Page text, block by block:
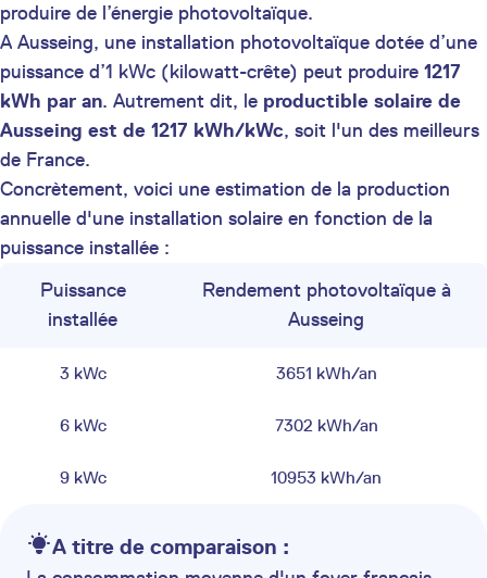
produire de l’énergie photovoltaïque.
A Ausseing, une installation photovoltaïque dotée d’une
puissance d’1 kWc (kilowatt-crête) peut produire 1217
kWh par an. Autrement dit, le productible solaire de
Ausseing est de 1217 kWh/kWc, soit l'un des meilleurs
de France.
Concrètement, voici une estimation de la production
annuelle d'une installation solaire en fonction de la
puissance installée :
Puissance
installée
Rendement photovoltaïque à
Ausseing
3 kWc 3651 kWh/an
6 kWc 7302 kWh/an
9 kWc 10953 kWh/an
A titre de comparaison :